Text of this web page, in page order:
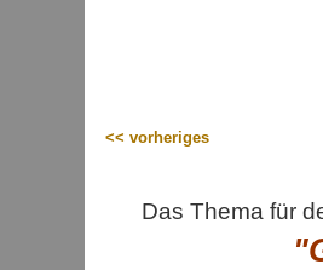
<< vorheriges
Das Thema für